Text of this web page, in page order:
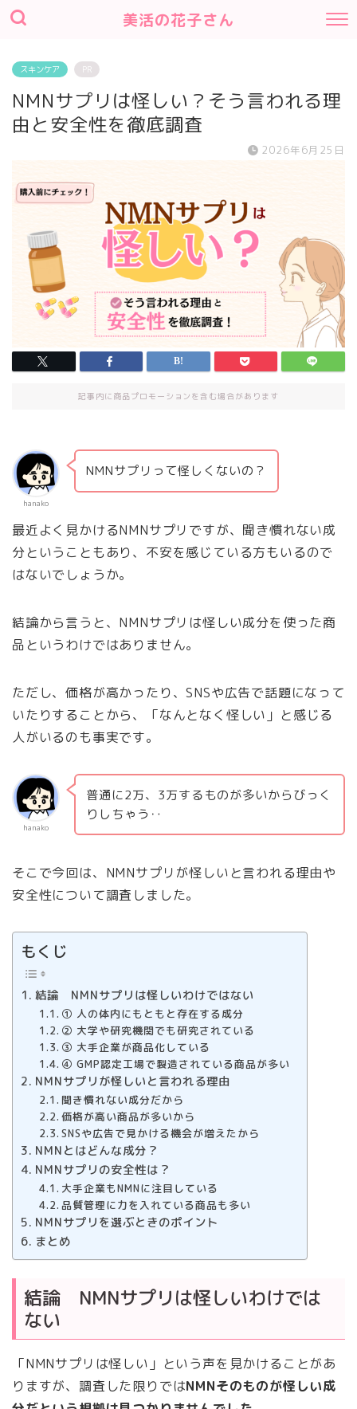
美活の花子さん
スキンケア PR
NMNサプリは怪しい？そう言われる理
由と安全性を徹底調査
2026年6月25日
記事内に商品プロモーションを含む場合があります
hanako
NMNサプリって怪しくないの？
最近よく見かけるNMNサプリですが、聞き慣れない成
分ということもあり、不安を感じている方もいるので
はないでしょうか。
結論から言うと、NMNサプリは怪しい成分を使った商
品というわけではありません。
ただし、価格が高かったり、SNSや広告で話題になって
いたりすることから、「なんとなく怪しい」と感じる
人がいるのも事実です。
hanako
普通に2万、3万するものが多いからびっく
りしちゃう‥
そこで今回は、NMNサプリが怪しいと言われる理由や
安全性について調査しました。
もくじ
結論 NMNサプリは怪しいわけではない
① 人の体内にもともと存在する成分
② 大学や研究機関でも研究されている
③ 大手企業が商品化している
④ GMP認定工場で製造されている商品が多い
NMNサプリが怪しいと言われる理由
聞き慣れない成分だから
価格が高い商品が多いから
SNSや広告で見かける機会が増えたから
NMNとはどんな成分？
NMNサプリの安全性は？
大手企業もNMNに注目している
品質管理に力を入れている商品も多い
NMNサプリを選ぶときのポイント
まとめ
結論 NMNサプリは怪しいわけでは
ない
「NMNサプリは怪しい」という声を見かけることがあ
りますが、調査した限りではNMNそのものが怪しい成